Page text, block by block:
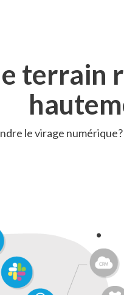
terrain
le virage